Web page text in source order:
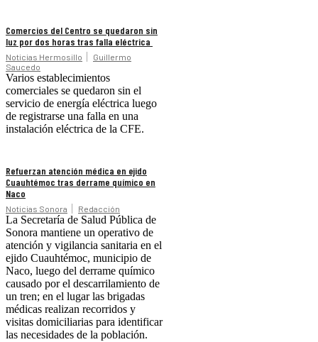
Comercios del Centro se quedaron sin
luz por dos horas tras falla eléctrica
Noticias Hermosillo
Guillermo
Saucedo
Varios establecimientos
comerciales se quedaron sin el
servicio de energía eléctrica luego
de registrarse una falla en una
instalación eléctrica de la CFE.
Refuerzan atención médica en ejido
Cuauhtémoc tras derrame químico en
Naco
Noticias Sonora Redacción
La Secretaría de Salud Pública de
Sonora mantiene un operativo de
atención y vigilancia sanitaria en el
ejido Cuauhtémoc, municipio de
Naco, luego del derrame químico
causado por el descarrilamiento de
un tren; en el lugar las brigadas
médicas realizan recorridos y
visitas domiciliarias para identificar
las necesidades de la población.